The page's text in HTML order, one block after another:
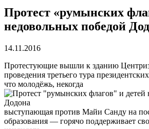
Протест «румынских
недовольных победой
14.11.2016
Протестующие вышли к зданию
проведения третьего тура
что молодёжь, некогда
выступающая против Майи Санду на
образования — горячо поддерживает